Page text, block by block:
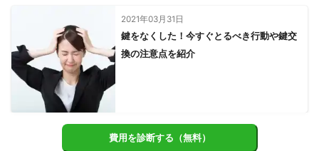
2021年03月31日
鍵をなくした！今すぐとるべき行動や鍵交
換の注意点を紹介
費用を診断する（無料）